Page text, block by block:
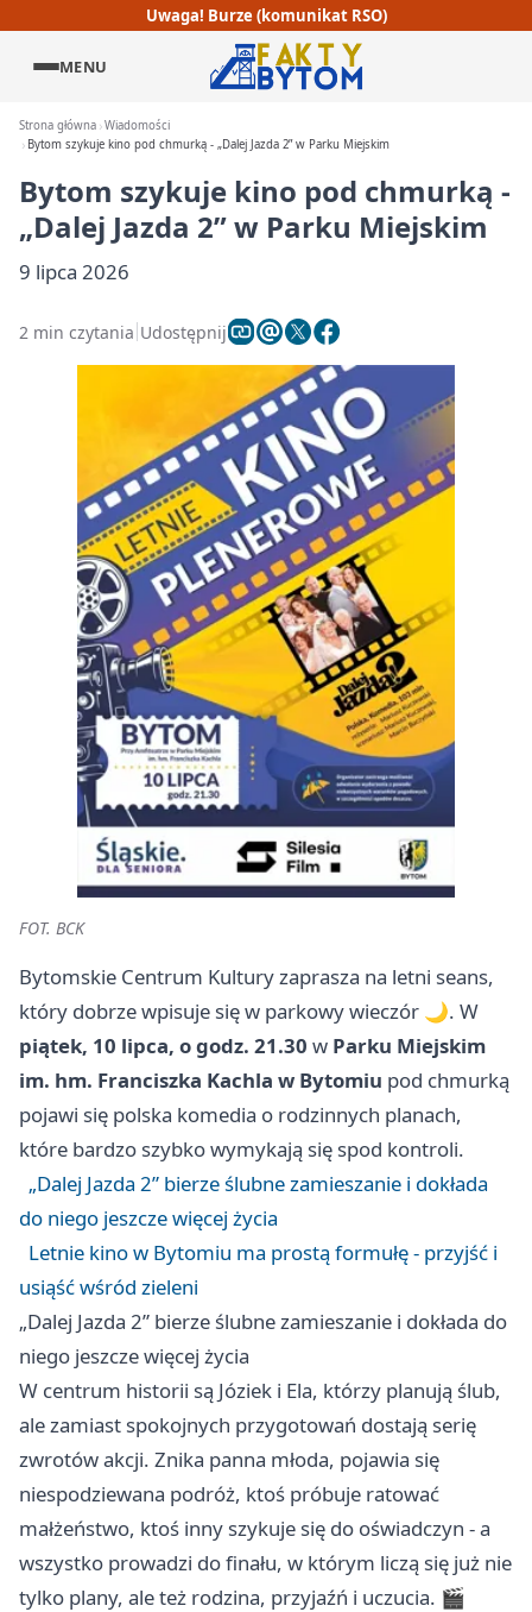
Uwaga! Burze (komunikat RSO)
MENU
Strona główna Wiadomości
Bytom szykuje kino pod chmurką - „Dalej Jazda 2” w Parku Miejskim
Bytom szykuje kino pod chmurką -
„Dalej Jazda 2” w Parku Miejskim
9 lipca 2026
2 min czytania Udostępnij
FOT. BCK
Bytomskie Centrum Kultury zaprasza na letni seans,
który dobrze wpisuje się w parkowy wieczór 🌙. W
piątek, 10 lipca, o godz. 21.30 w Parku Miejskim
im. hm. Franciszka Kachla w Bytomiu pod chmurką
pojawi się polska komedia o rodzinnych planach,
które bardzo szybko wymykają się spod kontroli.
„Dalej Jazda 2” bierze ślubne zamieszanie i dokłada
do niego jeszcze więcej życia
Letnie kino w Bytomiu ma prostą formułę - przyjść i
usiąść wśród zieleni
„Dalej Jazda 2” bierze ślubne zamieszanie i dokłada do
niego jeszcze więcej życia
W centrum historii są Józiek i Ela, którzy planują ślub,
ale zamiast spokojnych przygotowań dostają serię
zwrotów akcji. Znika panna młoda, pojawia się
niespodziewana podróż, ktoś próbuje ratować
małżeństwo, ktoś inny szykuje się do oświadczyn - a
wszystko prowadzi do finału, w którym liczą się już nie
tylko plany, ale też rodzina, przyjaźń i uczucia. 🎬